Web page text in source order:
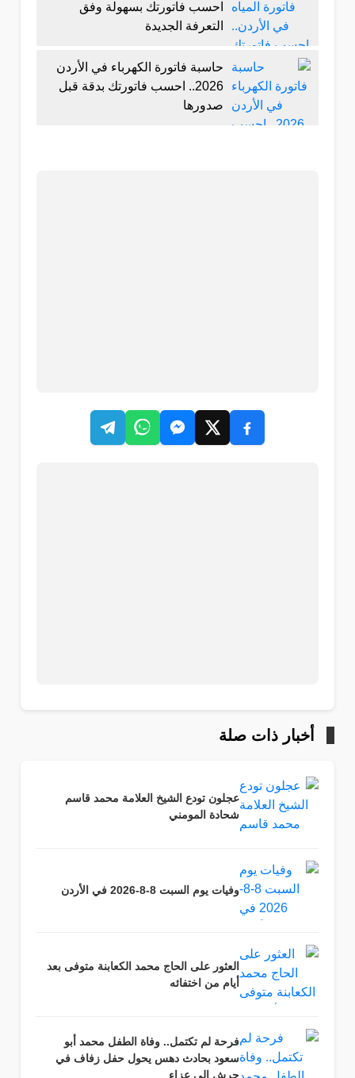
احسب فاتورتك بسهولة وفق
التعرفة الجديدة
حاسبة فاتورة الكهرباء في الأردن
2026.. احسب فاتورتك بدقة قبل
صدورها
أخبار ذات صلة
عجلون تودع الشيخ العلامة محمد قاسم
شحادة المومني
وفيات يوم السبت 8-8-2026 في الأردن
العثور على الحاج محمد الكعابنة متوفى بعد
أيام من اختفائه
فرحة لم تكتمل.. وفاة الطفل محمد أبو
سعود بحادث دهس يحول حفل زفاف في
جرش إلى عزاء